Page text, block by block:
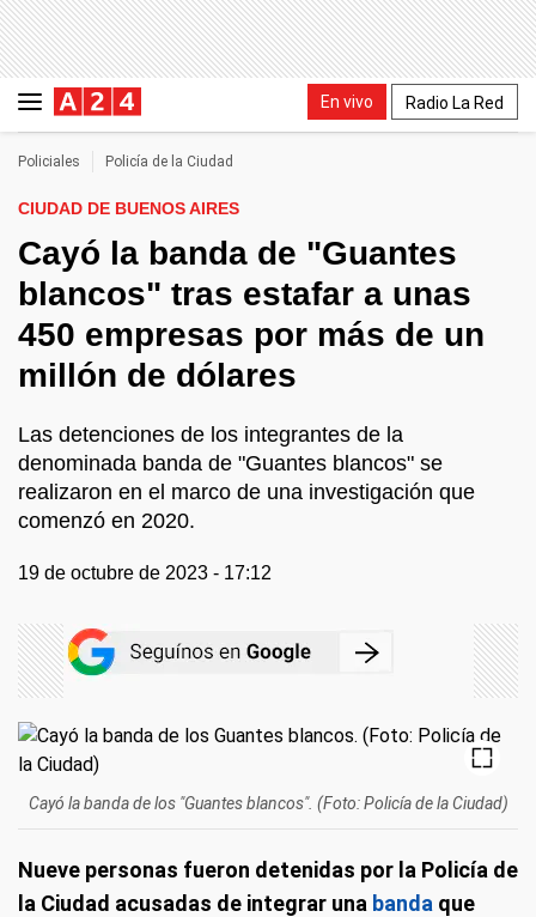
En vivo Radio La Red
Policiales Policía de la Ciudad
CIUDAD DE BUENOS AIRES
Cayó la banda de "Guantes
blancos" tras estafar a unas
450 empresas por más de un
millón de dólares
Las detenciones de los integrantes de la
denominada banda de "Guantes blancos" se
realizaron en el marco de una investigación que
comenzó en 2020.
19 de octubre de 2023 - 17:12
Cayó la banda de los "Guantes blancos". (Foto: Policía de la Ciudad)
Nueve personas fueron detenidas por la Policía de
la Ciudad acusadas de integrar una banda que